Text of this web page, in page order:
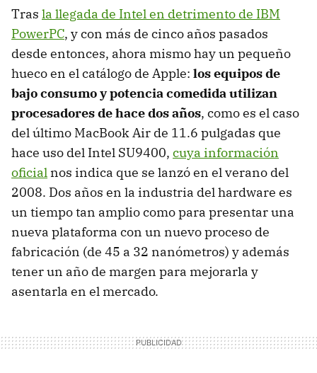
Tras la llegada de Intel en detrimento de IBM
PowerPC, y con más de cinco años pasados
desde entonces, ahora mismo hay un pequeño
hueco en el catálogo de Apple: los equipos de
bajo consumo y potencia comedida utilizan
procesadores de hace dos años, como es el caso
del último MacBook Air de 11.6 pulgadas que
hace uso del Intel SU9400, cuya información
oficial nos indica que se lanzó en el verano del
2008. Dos años en la industria del hardware es
un tiempo tan amplio como para presentar una
nueva plataforma con un nuevo proceso de
fabricación (de 45 a 32 nanómetros) y además
tener un año de margen para mejorarla y
asentarla en el mercado.